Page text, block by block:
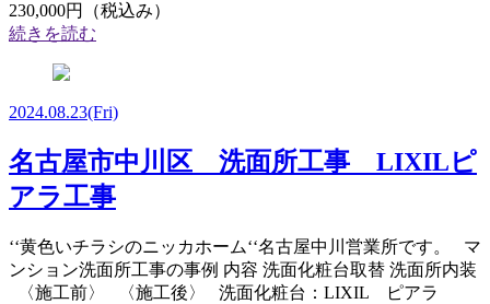
230,000円（税込み）
続きを読む
2024.08.23(Fri)
名古屋市中川区 洗面所工事 LIXILピ
アラ工事
‘‘黄色いチラシのニッカホーム‘‘名古屋中川営業所です。 マ
ンション洗面所工事の事例 内容 洗面化粧台取替 洗面所内装
〈施工前〉 〈施工後〉 洗面化粧台：LIXIL ピアラ